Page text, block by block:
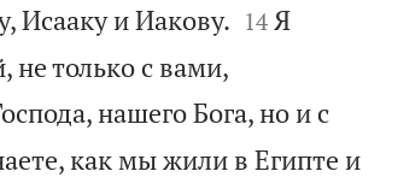
Исааку и Иакову.
14 Я
не только с вами,
нашего Бога, но и с
как мы жили в Египте и